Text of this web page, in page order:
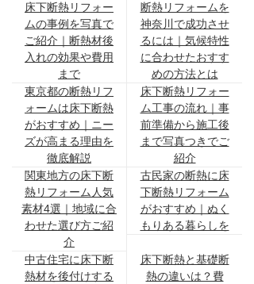
床下断熱リフォー
ムの事例を写真で
ご紹介｜断熱材後
入れの効果や費用
まで
断熱リフォームを
神奈川で成功させ
るには｜気候特性
に合わせたおすす
めの方法とは
東京都の断熱リフ
ォームは床下断熱
がおすすめ｜ニー
ズが高まる理由を
徹底解説
床下断熱リフォー
ム工事の流れ｜事
前準備から施工後
まで写真つきでご
紹介
関東地方の床下断
熱リフォーム人気
素材4選｜地域に合
わせた選び方ご紹
介
古民家の断熱に床
下断熱リフォーム
がおすすめ｜ぬく
もりある暮らしを
中古住宅に床下断
熱材を後付けする
床下断熱と基礎断
熱の違いは？費